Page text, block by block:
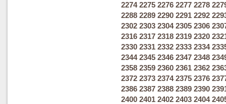
2274 2275 2276 2277 2278
2288 2289 2290 2291 2292
2302 2303 2304 2305 2306
2316 2317 2318 2319 2320
2330 2331 2332 2333 2334
2344 2345 2346 2347 2348
2358 2359 2360 2361 2362
2372 2373 2374 2375 2376
2386 2387 2388 2389 2390
2400 2401 2402 2403 2404